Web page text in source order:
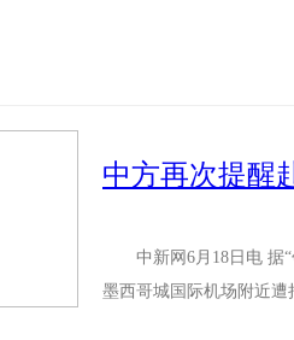
中新网6月18日电 据“
墨西哥城国际机场附近